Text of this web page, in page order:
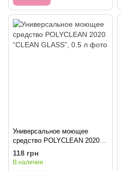
Универсальное моющее
средство POLYCLEAN 2020
“CLEAN GLASS”, 0.5 л
118 грн
В наличии